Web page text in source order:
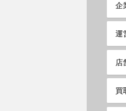
企
運
店
買